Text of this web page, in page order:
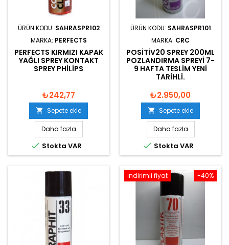
ÜRÜN KODU: SAHRASPR102
MARKA: PERFECTS
PERFECTS KIRMIZI KAPAK
YAĞLI SPREY KONTAKT
SPREY PHILIPS
₺242,77
 Sepete ekle
Daha fazla
 Stokta VAR
ÜRÜN KODU: SAHRASPR101
MARKA: CRC
POSITIV20 SPREY 200ML
POZLANDIRMA SPREYI 7-
9 HAFTA TESLIM YENI
TARIHLI.
₺2.950,00
 Sepete ekle
Daha fazla
 Stokta VAR
-40%
İndirimli fiyat